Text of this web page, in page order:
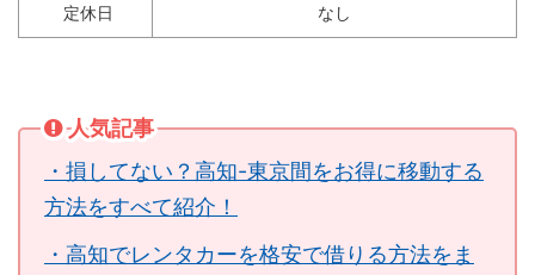
定休日 なし
人気記事
・損してない？高知-東京間をお得に移動する
方法をすべて紹介！
・高知でレンタカーを格安で借りる方法をま